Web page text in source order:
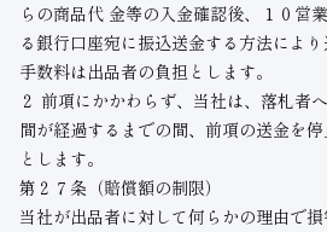
らの商品代 金等の入金確認後、１０営
る銀行口座宛に振込送金する方法によ
手数料は出品者の負担とします。
２ 前項にかかわらず、当社は、落札者
間が経過するまでの間、前項の送金を
とします。
第２７条（賠償額の制限）
当社が出品者に対して何らかの理由で損